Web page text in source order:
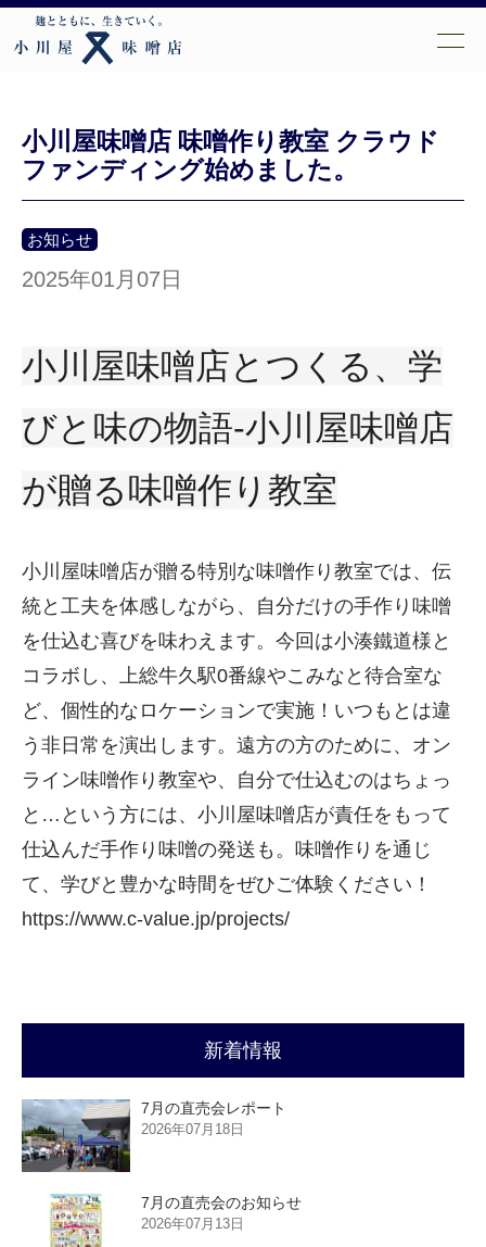
小川屋味噌店 味噌作り教室 クラウド
ファンディング始めました。
お知らせ
2025年01月07日
小川屋味噌店とつくる、学
びと味の物語‐小川屋味噌店
が贈る味噌作り教室
小川屋味噌店が贈る特別な味噌作り教室では、伝
統と工夫を体感しながら、自分だけの手作り味噌
を仕込む喜びを味わえます。今回は小湊鐵道様と
コラボし、上総牛久駅0番線やこみなと待合室な
ど、個性的なロケーションで実施！いつもとは違
う非日常を演出します。遠方の方のために、オン
ライン味噌作り教室や、自分で仕込むのはちょっ
と…という方には、小川屋味噌店が責任をもって
仕込んだ手作り味噌の発送も。味噌作りを通じ
て、学びと豊かな時間をぜひご体験ください！
https://www.c-value.jp/projects/
新着情報
7月の直売会レポート
2026年07月18日
7月の直売会のお知らせ
2026年07月13日